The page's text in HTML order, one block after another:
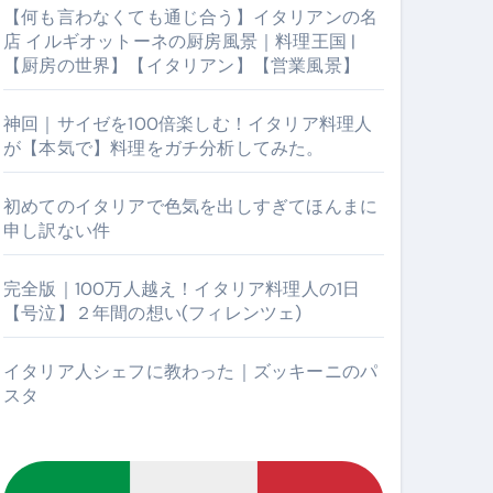
の世界】【イタリアン】【営業風景】
【何も言わなくても通じ合う】イタリアンの名
店 イルギオットーネの厨房風景｜料理王国 |
【厨房の世界】【イタリアン】【営業風景】
神回｜サイゼを100倍楽しむ！イタリア料理人
が【本気で】料理をガチ分析してみた。
初めてのイタリアで色気を出しすぎてほんまに
申し訳ない件
完全版｜100万人越え！イタリア料理人の1日
【号泣】２年間の想い(フィレンツェ)
イタリア人シェフに教わった｜ズッキーニのパ
スタ